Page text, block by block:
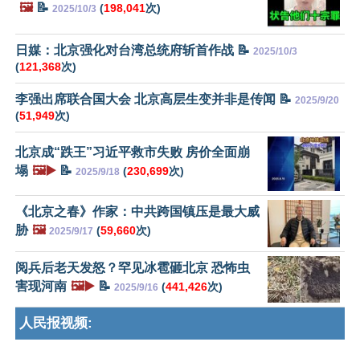
🖼️📝 2025/10/3 (198,041次)
日媒：北京强化对台湾总统府斩首作战 📝 2025/10/3
(121,368次)
李强出席联合国大会 北京高层生变并非是传闻 📝 2025/9/20
(51,949次)
北京成“跌王”习近平救市失败 房价全面崩
塌 🖼️▶️ 📝 2025/9/18 (230,699次)
《北京之春》作家：中共跨国镇压是最大威
胁 🖼️ 2025/9/17 (59,660次)
阅兵后老天发怒？罕见冰雹砸北京 恐怖虫
害现河南 🖼️▶️ 📝 2025/9/16 (441,426次)
人民报视频: